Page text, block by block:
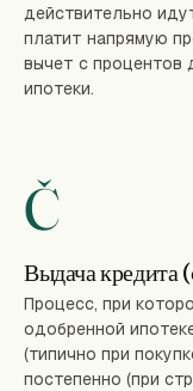
действительно
платит напрямую
вычет с процентов
ипотеки.
Č
Выдача
Процесс, при
одобренной
(типично при
постепенно (при